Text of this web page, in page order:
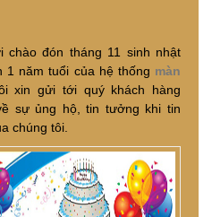
chào đón tháng 11 sinh nhật
1 năm tuổi của hệ thống màn
xin gửi tới quý khách hàng
sự ủng hộ, tin tưởng khi tin
chúng tôi.